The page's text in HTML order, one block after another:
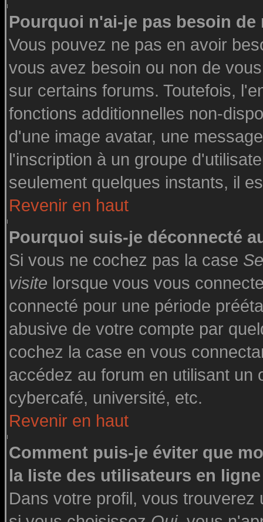
Pourquoi n'ai-je pas besoin
Vous pouvez ne pas en avoir
vous avez besoin ou non de
sur certains forums. Toutefois,
fonctions additionnelles non-
d'une image avatar, une
l'inscription à un groupe
seulement quelques instants, il
Revenir en haut
Pourquoi suis-je déconnecté
Si vous ne cochez pas la case
visite lorsque vous vous
connecté pour une période
abusive de votre compte par
cochez la case en vous
accédez au forum en utilisant un
cybercafé, université, etc.
Revenir en haut
Comment puis-je éviter que
la liste des utilisateurs en
Dans votre profil, vous trouverez